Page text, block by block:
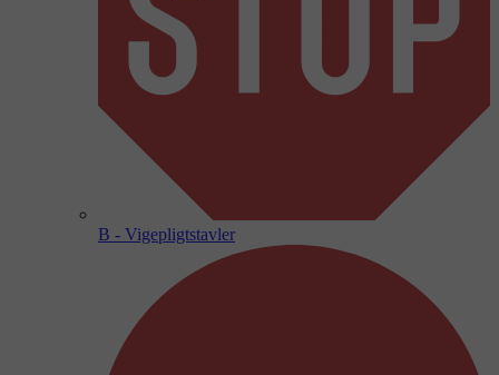
B - Vigepligtstavler